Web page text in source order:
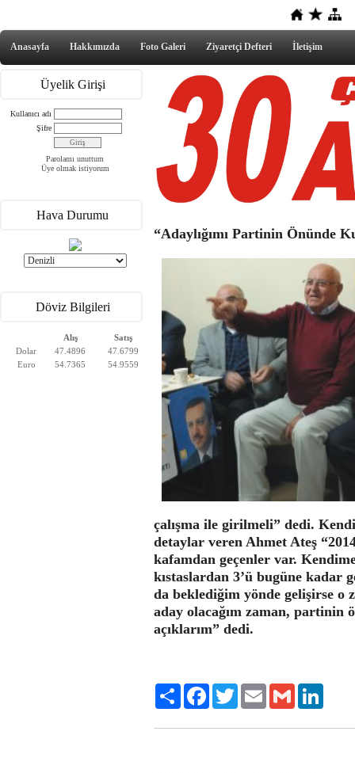
Anasayfa Hakkımızda Foto Galeri Ziyaretçi Defteri İletişim
Üyelik Girişi
Kullanıcı adı
Şifre
Parolamı unuttum
Üye olmak istiyorum
Hava Durumu
Döviz Bilgileri
Alış
Satış
Dolar
47.4896
47.6799
Euro
54.7365 54.9559
“Adaylığımı Partinin Önünde
çalışma ile girilmeli” dedi.
detaylar veren Ahmet Ateş
kafamdan geçenler var.
kıstaslardan 3’ü bugüne kadar
da beklediğim yönde gelişirse o
aday olacağım zaman, partinin
açıklarım” dedi.
Share FacebookTwitter Email Gmail